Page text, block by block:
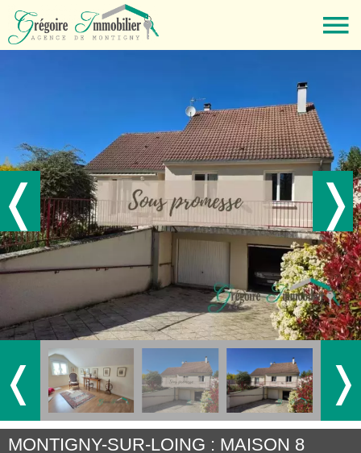
❬ ❭
MONTIGNY-SUR-LOING : MAISON 8